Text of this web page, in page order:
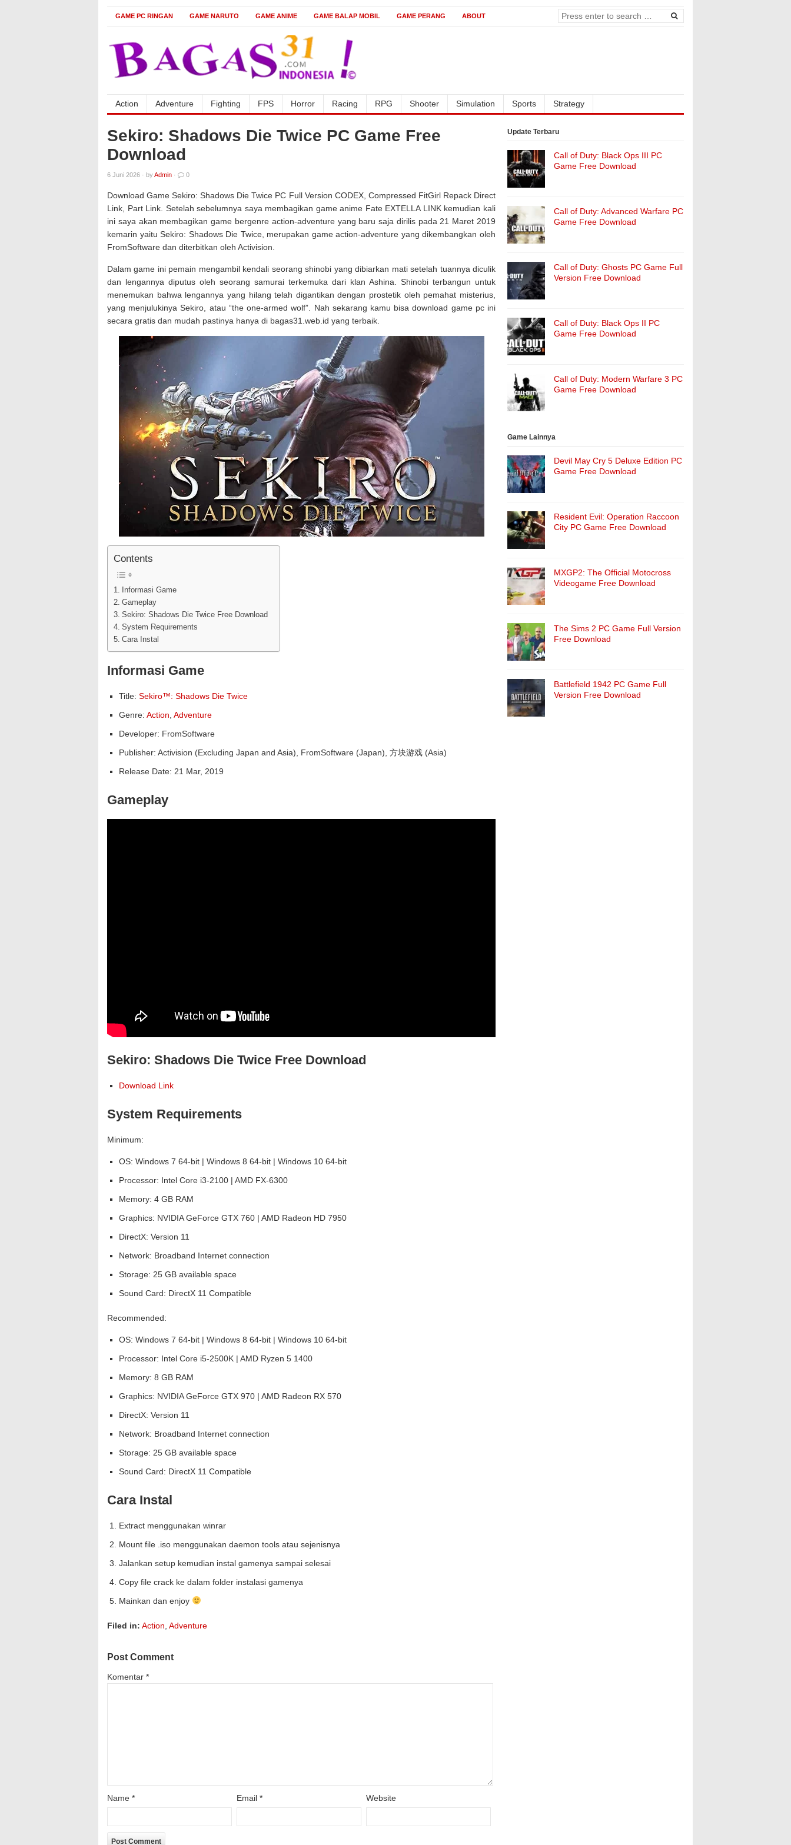
GAME PC RINGAN GAME NARUTO GAME ANIME GAME BALAP MOBIL GAME PERANG ABOUT
Action Adventure Fighting FPS Horror Racing RPG Shooter Simulation Sports Strategy
Sekiro: Shadows Die Twice PC Game Free
Download
6 Juni 2026 · byAdmin · 0
Download Game Sekiro: Shadows Die Twice PC Full Version CODEX, Compressed FitGirl Repack Direct
Link, Part Link. Setelah sebelumnya saya membagikan game anime Fate EXTELLA LINK kemudian kali
ini saya akan membagikan game bergenre action-adventure yang baru saja dirilis pada 21 Maret 2019
kemarin yaitu Sekiro: Shadows Die Twice, merupakan game action-adventure yang dikembangkan oleh
FromSoftware dan diterbitkan oleh Activision.
Dalam game ini pemain mengambil kendali seorang shinobi yang dibiarkan mati setelah tuannya diculik
dan lengannya diputus oleh seorang samurai terkemuka dari klan Ashina. Shinobi terbangun untuk
menemukan bahwa lengannya yang hilang telah digantikan dengan prostetik oleh pemahat misterius,
yang menjulukinya Sekiro, atau “the one-armed wolf”. Nah sekarang kamu bisa download game pc ini
secara gratis dan mudah pastinya hanya di bagas31.web.id yang terbaik.
Contents
Informasi Game
Gameplay
Sekiro: Shadows Die Twice Free Download
System Requirements
Cara Instal
Informasi Game
Title: Sekiro™: Shadows Die Twice
Genre: Action Adventure
Developer: FromSoftware
Publisher: Activision (Excluding Japan and Asia), FromSoftware (Japan), 方块游戏 (Asia)
Release Date: 21 Mar, 2019
Gameplay
Sekiro: Shadows Die Twice Free Download
Download Link
System Requirements
Minimum:
OS: Windows 7 64-bit | Windows 8 64-bit | Windows 10 64-bit
Processor: Intel Core i3-2100 | AMD FX-6300
Memory: 4 GB RAM
Graphics: NVIDIA GeForce GTX 760 | AMD Radeon HD 7950
DirectX: Version 11
Network: Broadband Internet connection
Storage: 25 GB available space
Sound Card: DirectX 11 Compatible
Recommended:
OS: Windows 7 64-bit | Windows 8 64-bit | Windows 10 64-bit
Processor: Intel Core i5-2500K | AMD Ryzen 5 1400
Memory: 8 GB RAM
Graphics: NVIDIA GeForce GTX 970 | AMD Radeon RX 570
DirectX: Version 11
Network: Broadband Internet connection
Storage: 25 GB available space
Sound Card: DirectX 11 Compatible
Cara Instal
Extract menggunakan winrar
Mount file .iso menggunakan daemon tools atau sejenisnya
Jalankan setup kemudian instal gamenya sampai selesai
Copy file crack ke dalam folder instalasi gamenya
Mainkan dan enjoy
Filed in: Action Adventure
Post Comment
Komentar *
Name * Email * Website
Update Terbaru
Call of Duty: Black Ops III PC
Game Free Download
Call of Duty: Advanced Warfare PC
Game Free Download
Call of Duty: Ghosts PC Game Full
Version Free Download
Call of Duty: Black Ops II PC
Game Free Download
Call of Duty: Modern Warfare 3 PC
Game Free Download
Game Lainnya
Devil May Cry 5 Deluxe Edition PC
Game Free Download
Resident Evil: Operation Raccoon
City PC Game Free Download
MXGP2: The Official Motocross
Videogame Free Download
The Sims 2 PC Game Full Version
Free Download
Battlefield 1942 PC Game Full
Version Free Download